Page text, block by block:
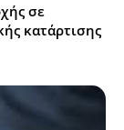
σε
κατάρτισης